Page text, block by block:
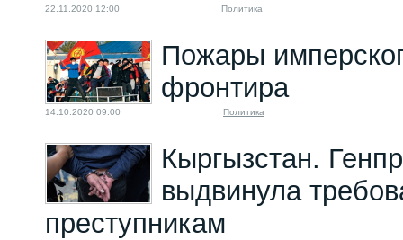
22.11.2020 12:00 Политика
Пожары
фронтира
14.10.2020 09:00 Политика
Кыргызстан.
выдвинула
преступникам